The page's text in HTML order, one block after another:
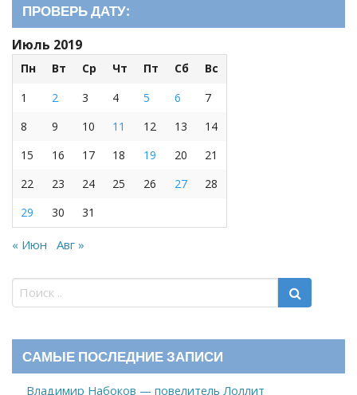
ПРОВЕРЬ ДАТУ:
Июль 2019
Пн Вт Ср Чт Пт Сб
Вс
1
2 3 4 5 6
7
8
9 10 11 12 13
14
15
16 17 18 19 20
21
22
23 24 25 26 27
28
29
30 31
« Июн Авг »
САМЫЕ ПОСЛЕДНИЕ ЗАПИСИ
Владимир Набоков — повелитель Лоллит